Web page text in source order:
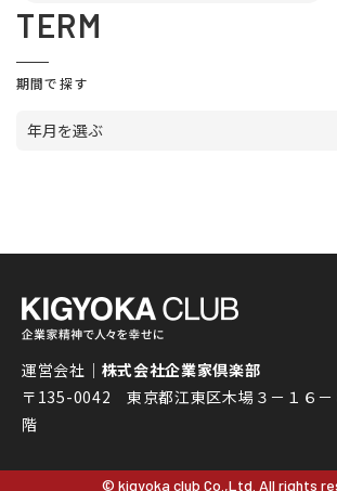
TERM
期間で探す
年月を選ぶ
運営会社｜ 株式会社企業家倶楽部
〒135-0042 東京都江東区木場３－１６－
階
© kigyoka club Co.,Ltd. All rights